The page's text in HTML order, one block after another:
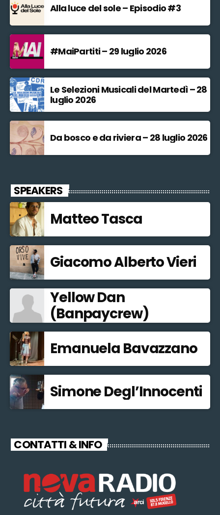
Alla luce del sole – Episodio #3
#MaiPartiti – 29 luglio 2026
Le Selezioni Musicali del Martedì – 28
luglio 2026
Da bosco e da riviera – 28 luglio 2026
SPEAKERS
Matteo Tasca
Giacomo Alberto Vieri
Yellow Dan
(Banpaycrew)
Emanuela Bavazzano
Simone Degl’Innocenti
CONTATTI & INFO